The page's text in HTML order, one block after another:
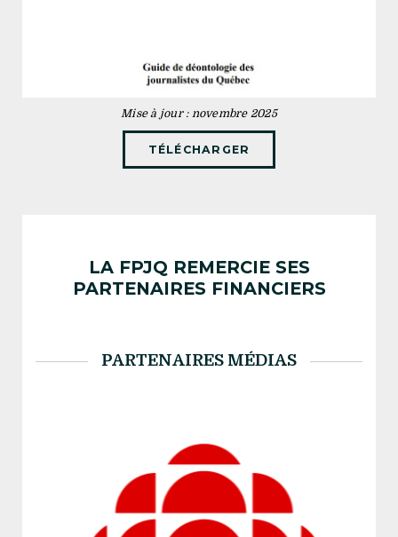
Mise à jour : novembre 2025
TÉLÉCHARGER
LA FPJQ REMERCIE SES
PARTENAIRES FINANCIERS
PARTENAIRES MÉDIAS